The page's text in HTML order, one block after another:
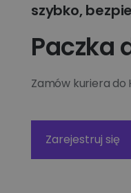
szybko,
Paczka
Zamów kuriera do
Zarejestruj się